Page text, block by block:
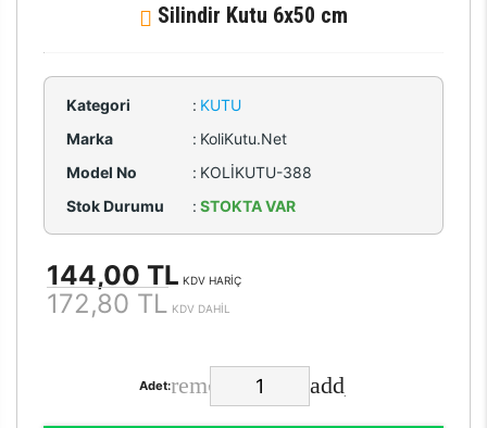
Silindir Kutu 6x50 cm
Kategori : KUTU
Marka
: KoliKutu.Net
Model No
: KOLİKUTU-388
Stok Durumu
: STOKTA VAR
144,00 TL KDV HARİÇ
172,80 TL KDV DAHİL
Adet: